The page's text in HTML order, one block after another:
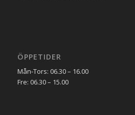
ÖPPETIDER
Mån-Tors: 06.30 – 16.00
Fre: 06.30 – 15.00